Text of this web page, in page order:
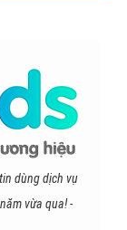
dùng dịch vụ
vừa qua! -